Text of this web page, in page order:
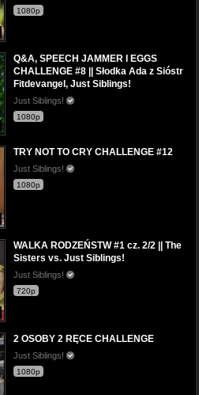
1080p
Q&A, SPEECH JAMMER I EGGS
CHALLENGE #8 || Słodka Ada z Sióstr
Fitdevangel, Just Siblings!
Just Siblings!
1080p
TRY NOT TO CRY CHALLENGE #12
Just Siblings!
1080p
WALKA RODZEŃSTW #1 cz. 2/2 || The
Sisters vs. Just Siblings!
Just Siblings!
720p
2 OSOBY 2 RĘCE CHALLENGE
Just Siblings!
1080p